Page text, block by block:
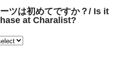
ツは初めてですか？/ Is it
at Charalist?